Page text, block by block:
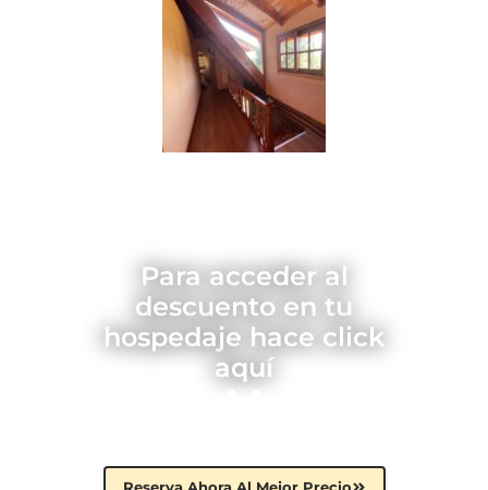
Para acceder al
descuento en tu
hospedaje hace click
aquí